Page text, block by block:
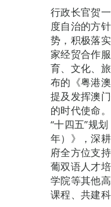
行政长官贺
度自治的方
势，积极落
家经贸合作
育、文化、
布的《粤港
提及发挥澳
的时代使命
“十四五”规
年）》，深
府全方位支
葡双语人才
学院等其他
课程、共建